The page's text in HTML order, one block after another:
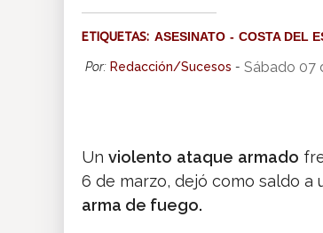
ETIQUETAS: ASESINATO COSTA DEL
Por: Redacción/Sucesos - Sábado 07
Un violento ataque armado
6 de marzo, dejó como saldo a
arma de fuego.